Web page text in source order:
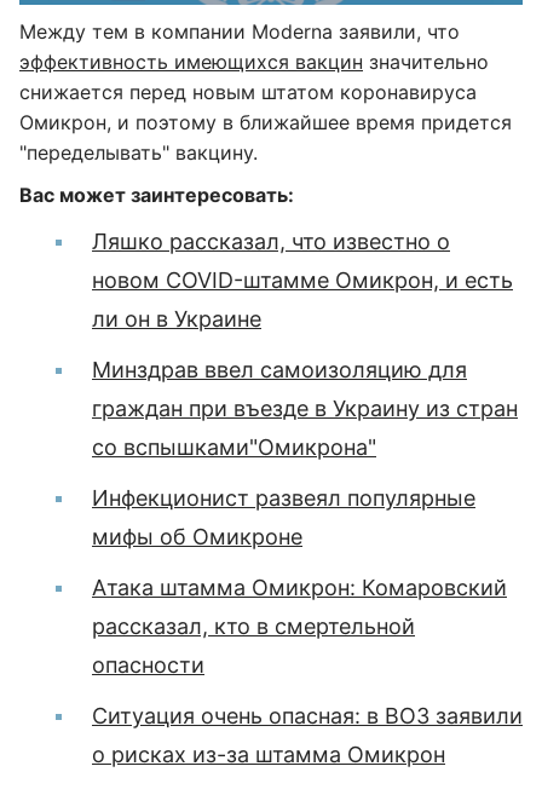
Между тем в компании Moderna заявили, что
эффективность имеющихся вакцин значительно
снижается перед новым штатом коронавируса
Омикрон, и поэтому в ближайшее время придется
"переделывать" вакцину.
Вас может заинтересовать:
Ляшко рассказал, что известно о
новом COVID-штамме Омикрон, и есть
ли он в Украине
Минздрав ввел самоизоляцию для
граждан при въезде в Украину из стран
со вспышками"Омикрона"
Инфекционист развеял популярные
мифы об Омикроне
Атака штамма Омикрон: Комаровский
рассказал, кто в смертельной
опасности
Ситуация очень опасная: в ВОЗ заявили
о рисках из-за штамма Омикрон